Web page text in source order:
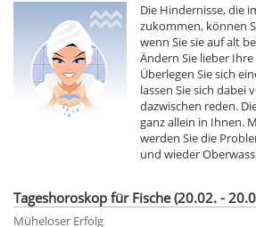
Die Hindernisse, die
zukommen, können
wenn Sie sie auf alt
Ändern Sie lieber
Überlegen Sie sich
lassen Sie sich dabei
dazwischen reden.
ganz allein in Ihnen.
werden Sie die
und wieder
Tageshoroskop für Fische (20.02. -
Müheloser Erfolg